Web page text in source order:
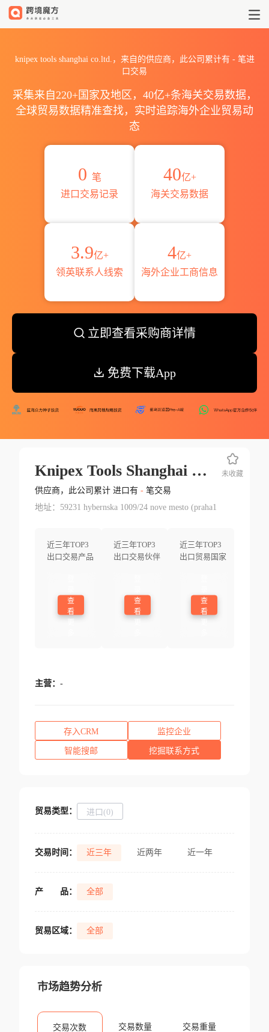
knipex tools shanghai co.ltd.，来自的供应商，此公司累计有 -笔进
口交易
采集来自220+国家及地区，40亿+条海关交易数据，
全球贸易数据精准查找，实时追踪海外企业贸易动
态
0 笔
进口交易记录
40亿+
海关交易数据
3.9亿+
领英联系人线索
4亿+
海外企业工商信息
立即查看采购商详情
免费下载App
Knipex Tools Shanghai Co.ltd.
供应商，此公司累计 进口有 -笔交易
地址：59231 hybernska 1009/24 nove mesto (praha1
近三年TOP3
出口交易产品
查
看
近三年TOP3
出口交易伙伴
查
看
近三年TOP3
出口贸易国家
查
看
未收藏
主营： -
存入CRM 监控企业
智能搜邮 挖掘联系方式
贸易类型： 进口(0)
交易时间： 近三年 近两年 近一年
产 品： 全部
贸易区域： 全部
市场趋势分析
交易次数 交易数量 交易重量